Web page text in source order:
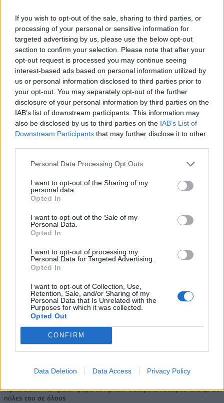
If you wish to opt-out of the sale, sharing to third parties, or
processing of your personal or sensitive information for
targeted advertising by us, please use the below opt-out
section to confirm your selection. Please note that after your
opt-out request is processed you may continue seeing
interest-based ads based on personal information utilized by
us or personal information disclosed to third parties prior to
your opt-out. You may separately opt-out of the further
disclosure of your personal information by third parties on the
IAB’s list of downstream participants. This information may
also be disclosed by us to third parties on the IAB’s List of
Downstream Participants that may further disclose it to other
Personal Data Processing Opt Outs
I want to opt-out of the Sharing of my
personal data.
Opted In
I want to opt-out of the Sale of my
Personal Data.
Opted In
I want to opt-out of processing my
Personal Data for Targeted Advertising.
Opted In
I want to opt-out of Collection, Use,
Retention, Sale, and/or Sharing of my
Personal Data that Is Unrelated with the
Purposes for which it was collected.
Opted Out
CONFIRM
Data Deletion Data Access Privacy Policy
την κορυφή της
αποδοτικότητας
δολάρια στην KG Mobility
Το FIAT 500 Hybrid τώρα από 18.990 ευρώ
Ουκρανία: Με Μίχαϊλιουκ και
Λεν κόντρα στην Ελλάδα
Πάρκερ: «Όνειρό μου να
κατακτήσω το ΝΒΑ Europe με τη
Βιλερμπάν» - Η διευκρινιστική
ανάρτηση που έκανε
HELLENiQ ENERGY: Κέρδη 393 εκατ. ευρώ στο α' εξάμηνο – Στα 734
Viohalco: Αυξημένος κατά 14%
ο τζίρος στο α' εξάμηνο, στα 4,3
τα EBITDA
Η συμφωνία Arval-Athlon αναδιαμορφώνει την αγορά leasing
VW: Η δύσκολη εξίσωση της
αναδιάρθρωσης
FTSE4Good
Alpha Bank: Για πρώτη φορά το Αρχαίο Θέατρο Επιδαύρου άνοιξε τις
πύλες του σε όλους